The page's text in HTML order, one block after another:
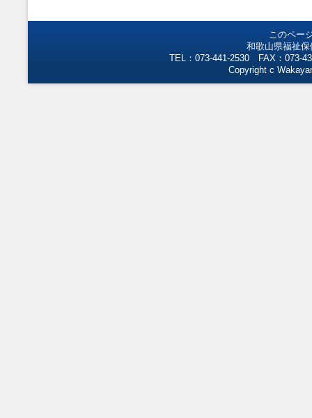
このペー
和歌山県福祉
TEL：073-441-2530 FAX：073-
Copyright c